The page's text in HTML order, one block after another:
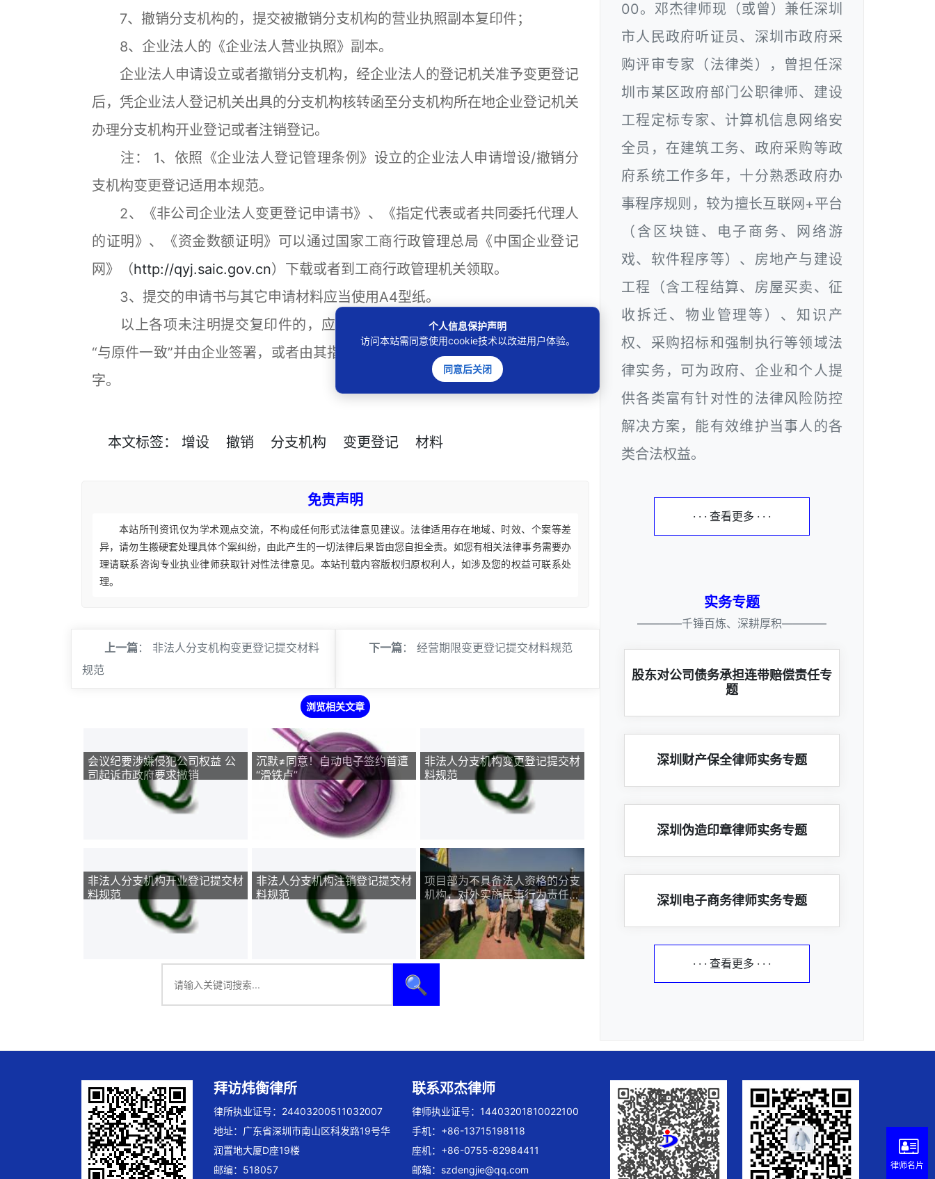
7、撤销分支机构的，提交被撤销分支机构的营业执照副本复印件；
8、企业法人的《企业法人营业执照》副本。
企业法人申请设立或者撤销分支机构，经企业法人的登记机关准予变更登记
后，凭企业法人登记机关出具的分支机构核转函至分支机构所在地企业登记机关
办理分支机构开业登记或者注销登记。
注： 1、依照《企业法人登记管理条例》设立的企业法人申请增设/撤销分
支机构变更登记适用本规范。
2、《非公司企业法人变更登记申请书》、《指定代表或者共同委托代理人
的证明》、《资金数额证明》可以通过国家工商行政管理总局《中国企业登记
网》（http://qyj.saic.gov.cn）下载或者到工商行政管理机关领取。
3、提交的申请书与其它申请材料应当使用A4型纸。
以上各项未注明提交复印件的，应当提交原件；提交复印件的，应当注明
“与原件一致”并由企业签署，或者由其指定的代表或委托的代理人加盖公章或签
字。
本文标签： 增设 撤销 分支机构 变更登记 材料
免责声明
本站所刊资讯仅为学术观点交流，不构成任何形式法律意见建议。法律适用存在地域、时效、个案等差
异，请勿生搬硬套处理具体个案纠纷，由此产生的一切法律后果皆由您自担全责。如您有相关法律事务需要办
理请联系咨询专业执业律师获取针对性法律意见。本站刊载内容版权归原权利人，如涉及您的权益可联系处
理。
上一篇： 非法人分支机构变更登记提交材料
规范
下一篇： 经营期限变更登记提交材料规范
浏览相关文章
会议纪要涉嫌侵犯公司权益 公
司起诉市政府要求撤销
沉默≠同意！自动电子签约首遭
“滑铁卢”
非法人分支机构变更登记提交材
料规范
非法人分支机构开业登记提交材
料规范
非法人分支机构注销登记提交材
料规范
项目部为不具备法人资格的分支
机构，对外实施民事行为责任应
由公司承担
🔍
00。邓杰律师现（或曾）兼任深圳
市人民政府听证员、深圳市政府采
购评审专家（法律类），曾担任深
圳市某区政府部门公职律师、建设
工程定标专家、计算机信息网络安
全员，在建筑工务、政府采购等政
府系统工作多年，十分熟悉政府办
事程序规则，较为擅长互联网+平台
（含区块链、电子商务、网络游
戏、软件程序等）、房地产与建设
工程（含工程结算、房屋买卖、征
收拆迁、物业管理等）、知识产
权、采购招标和强制执行等领域法
律实务，可为政府、企业和个人提
供各类富有针对性的法律风险防控
解决方案，能有效维护当事人的各
类合法权益。
· · · 查看更多 · · ·
实务专题
————千锤百炼、深耕厚积————
股东对公司债务承担连带赔偿责任专
题
深圳财产保全律师实务专题
深圳伪造印章律师实务专题
深圳电子商务律师实务专题
· · · 查看更多 · · ·
拜访炜衡律所
律所执业证号：24403200511032007
地址：广东省深圳市南山区科发路19号华
润置地大厦D座19楼
邮编：518057
联系邓杰律师
律师执业证号：14403201810022100
手机：+86-13715198118
座机：+86-0755-82984411
邮箱： szdengjie@qq.com
个人信息保护声明
访问本站需同意使用cookie技术以改进用户体验。
同意后关闭
律师名片